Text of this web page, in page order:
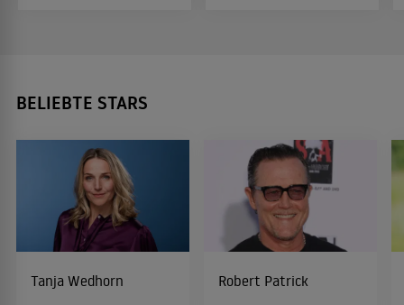
BELIEBTE STARS
Tanja Wedhorn Robert Patrick